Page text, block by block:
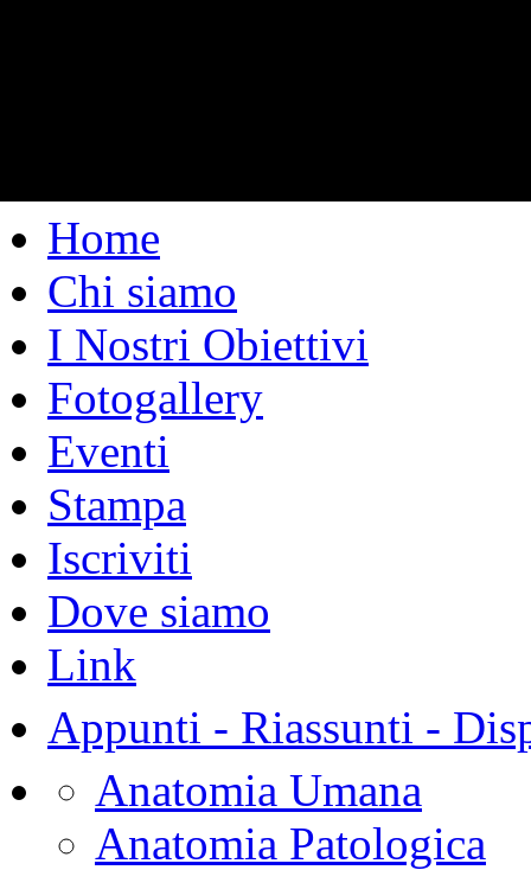
Home
Chi siamo
I Nostri Obiettivi
Fotogallery
Eventi
Stampa
Iscriviti
Dove siamo
Link
Appunti - Riassunti -
Anatomia Umana
Anatomia Patologica